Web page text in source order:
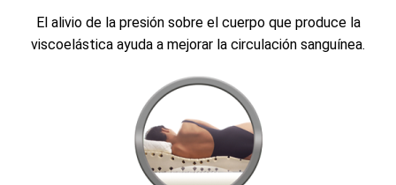
El alivio de la presión sobre el cuerpo que produce la
viscoelástica ayuda a mejorar la circulación sanguínea.